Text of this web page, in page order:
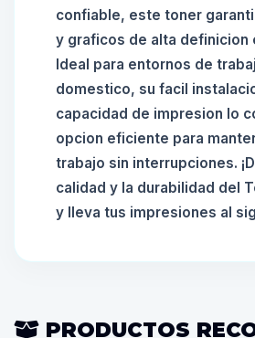
confiable, este toner
y graficos de alta definicion
Ideal para entornos de
domestico, su facil
capacidad de impresion lo
opcion eficiente para
trabajo sin interrupciones.
calidad y la durabilidad del
y lleva tus impresiones al
PRODUCTOS